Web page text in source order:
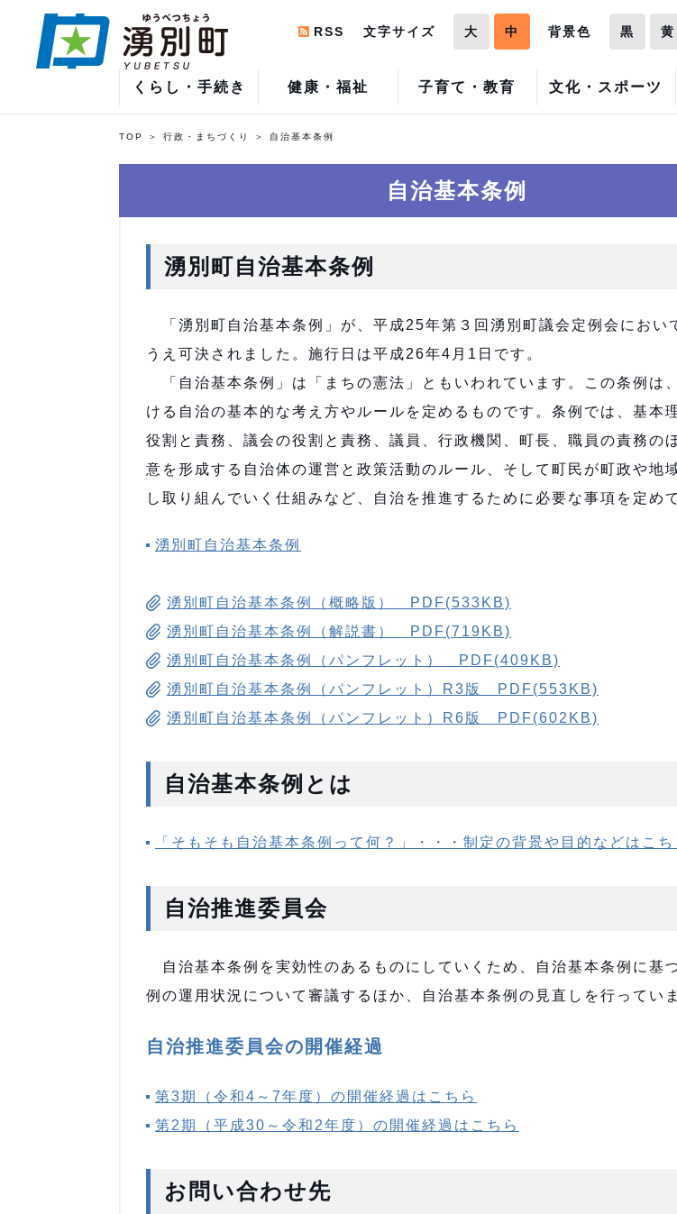
くらし・手続き 健康・福祉 子育て・教育 文化・スポーツ
RSS 文字サイズ 大 中 背景色 黒 黄
TOP 行政・まちづくり 自治基本条例
自治基本条例
湧別町自治基本条例
「湧別町自治基本条例」が、平成25年第３回湧別町議会定例会におい
うえ可決されました。施行日は平成26年4月1日です。
「自治基本条例」は「まちの憲法」ともいわれています。この条例は
ける自治の基本的な考え方やルールを定めるものです。条例では、基本
役割と責務、議会の役割と責務、議員、行政機関、町長、職員の責務の
意を形成する自治体の運営と政策活動のルール、そして町民が町政や地
し取り組んでいく仕組みなど、自治を推進するために必要な事項を定め
湧別町自治基本条例
湧別町自治基本条例（概略版） PDF(533KB)
湧別町自治基本条例（解説書） PDF(719KB)
湧別町自治基本条例（パンフレット） PDF(409KB)
湧別町自治基本条例（パンフレット）R3版 PDF(553KB)
湧別町自治基本条例（パンフレット）R6版 PDF(602KB)
自治基本条例とは
「そもそも自治基本条例って何？」・・・制定の背景や目的などはこち
自治推進委員会
自治基本条例を実効性のあるものにしていくため、自治基本条例に基
例の運用状況について審議するほか、自治基本条例の見直しを行ってい
自治推進委員会の開催経過
第3期（令和4～7年度）の開催経過はこちら
第2期（平成30～令和2年度）の開催経過はこちら
お問い合わせ先